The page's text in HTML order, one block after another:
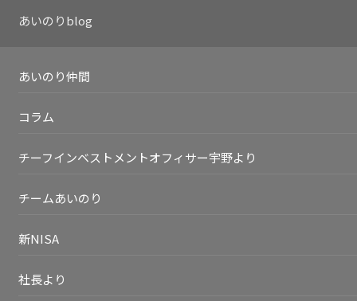
あいのりblog
あいのり仲間
コラム
チーフインベストメントオフィサー宇野より
チームあいのり
新NISA
社長より